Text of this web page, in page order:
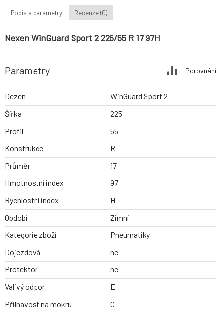
Popis a parametry Recenze (0)
Nexen WinGuard Sport 2 225/55 R 17 97H
Parametry Porovnání
Dezen
WinGuard Sport 2
Šířka
225
Profil
55
Konstrukce
R
Průměr
17
Hmotnostní index
97
Rychlostní index
H
Období
Zimní
Kategorie zboží
Pneumatiky
Dojezdová
ne
Protektor
ne
Valivý odpor
E
Přilnavost na mokru
C